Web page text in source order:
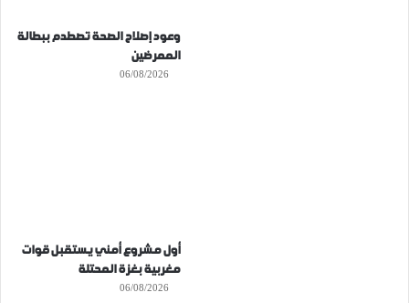
وعود إصلاح الصحة تصطدم ببطالة
الممرضين
06/08/2026
أول مشروع أمني يستقبل قوات
مغربية بغزة المحتلة
06/08/2026